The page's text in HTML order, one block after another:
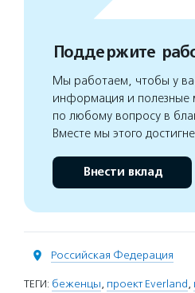
Поддержите
Мы работаем, чтобы у
информация и полезные
по любому вопросу в
Вместе мы этого
Внести вклад
Российская Федерация
ТЕГИ: беженцы, проект Everland,